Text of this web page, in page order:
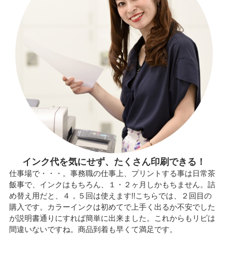
インク代を気にせず、たくさん印刷できる！
仕事場で・・・。事務職の仕事上、プリントする事は日常茶
飯事で、インクはもちろん、１・２ヶ月しかもちません。詰
め替え用だと、４，５回は使えます!!こちらでは、２回目の
購入です。カラーインクは初めてで上手く出るか不安でした
が説明書通りにすれば簡単に出来ました。これからもリピは
間違いないですね。商品到着も早くて満足です。